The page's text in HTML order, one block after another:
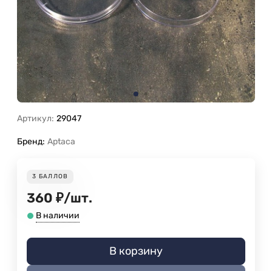
Артикул: 29047
Бренд: Aptaca
3 БАЛЛОВ
360 ₽/шт.
В наличии
В корзину